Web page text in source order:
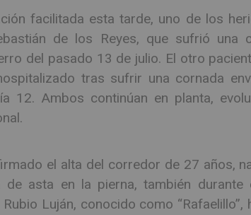
facilitada esta tarde, uno de los
de los Reyes, que sufrió una
del pasado 13 de julio. El otro
tras sufrir una cornada
12. Ambos continúan en planta,
el alta del corredor de 27 años,
de asta en la pierna, también
Luján, conocido como